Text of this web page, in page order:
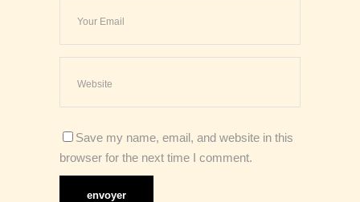
Save my name, email, and website in this
browser for the next time I comment.